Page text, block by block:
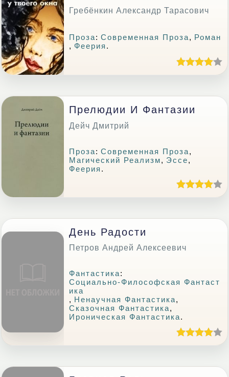
Гребёнкин Александр Тарасович
Проза:Современная Проза, Роман
, Феерия .
Прелюдии И Фантазии
Дейч Дмитрий
Проза:Современная Проза,
Магический Реализм, Эссе,
Феерия .
День Радости
Петров Андрей Алексеевич
Фантастика:
Социально-Философская Фантаст
Ика
, Ненаучная Фантастика,
Сказочная Фантастика,
Ироническая Фантастика.